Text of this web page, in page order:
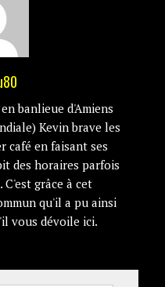
banlieue d'Amiens
Kevin brave les
café en faisant ses
des horaires parfois
C'est grâce à cet
qu'il a pu ainsi
vous dévoile ici.